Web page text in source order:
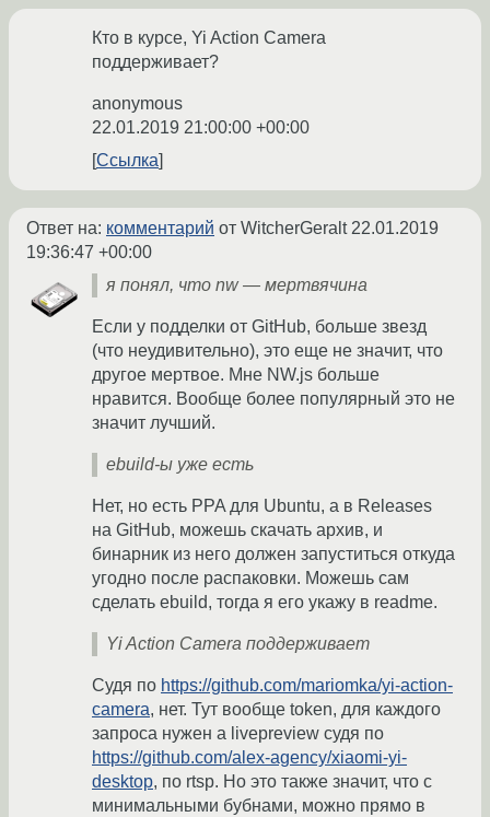
Кто в курсе, Yi Action Camera
поддерживает?
anonymous
22.01.2019 21:00:00 +00:00
Ссылка
Ответ на: комментарий от WitcherGeralt22.01.2019
19:36:47 +00:00
я понял, что nw — мертвячина
Если у подделки от GitHub, больше звезд
(что неудивительно), это еще не значит, что
другое мертвое. Мне NW.js больше
нравится. Вообще более популярный это не
значит лучший.
ebuild-ы уже есть
Нет, но есть PPA для Ubuntu, а в Releases
на GitHub, можешь скачать архив, и
бинарник из него должен запуститься откуда
угодно после распаковки. Можешь сам
сделать ebuild, тогда я его укажу в readme.
Yi Action Camera поддерживает
Cудя по https://github.com/mariomka/yi-action-
camera, нет. Тут вообще token, для каждого
запроса нужен а livepreview судя по
https://github.com/alex-agency/xiaomi-yi-
desktop, по rtsp. Но это также значит, что с
минимальными бубнами, можно прямо в